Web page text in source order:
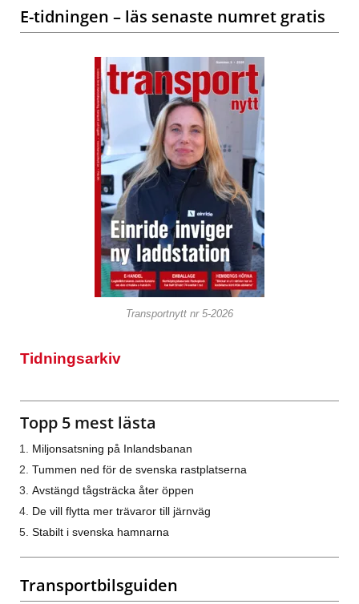
E-tidningen – läs senaste numret gratis
Transportnytt nr 5-2026
Tidningsarkiv
Topp 5 mest lästa
Miljonsatsning på Inlandsbanan
Tummen ned för de svenska rastplatserna
Avstängd tågsträcka åter öppen
De vill flytta mer trävaror till järnväg
Stabilt i svenska hamnarna
Transportbilsguiden